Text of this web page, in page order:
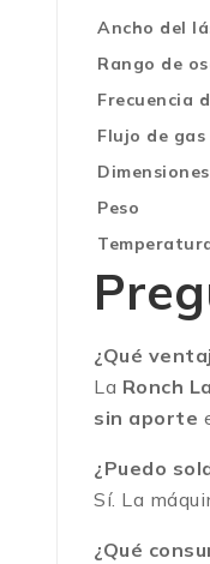
Ancho del
Rango de
Frecuencia
Flujo de gas
Dimensiones
Peso
¿Qué
La Ronch
sin aporte
¿Puedo
Sí. La
¿Qué